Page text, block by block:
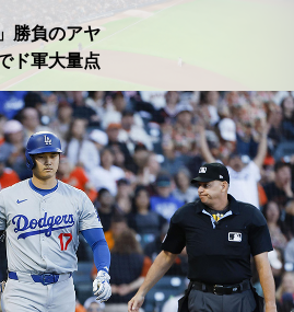
勝負のアヤ
ド軍大量点